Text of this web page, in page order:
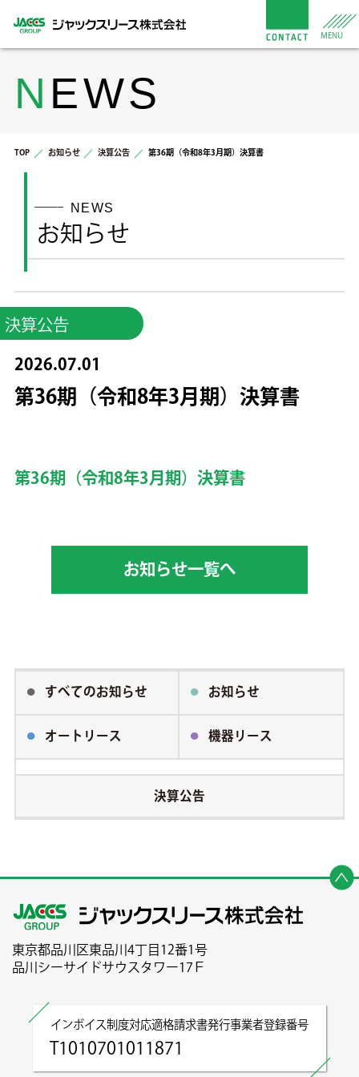
MENU
N EWS
TOP お知らせ 決算公告 第36期（令和8年3月期）決算書
NEWS
お知らせ
すべてのお知らせ お知らせ
オートリース 機器リース
決算公告
2026.07.01
決算公告
第36期（令和8年3月期）決算書
第36期（令和8年3月期）決算書
お知らせ一覧へ
東京都品川区東品川4丁目12番1号
品川シーサイドサウスタワー17Ｆ
インボイス制度対応適格請求書発行事業者登録番号
T1010701011871